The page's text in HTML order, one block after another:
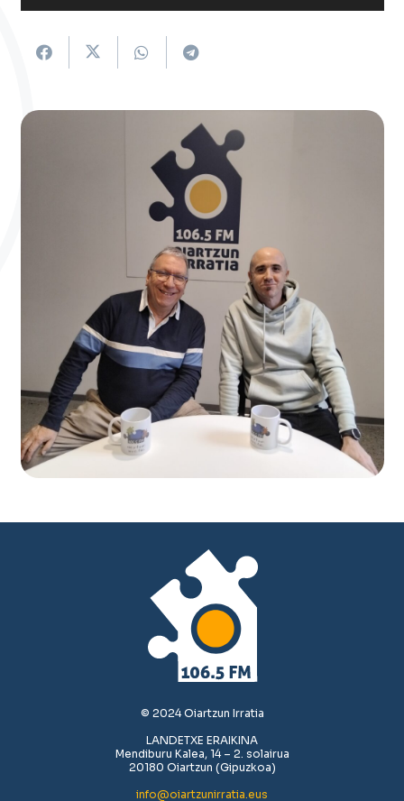
erreproduzigailua
© 2024 Oiartzun Irratia
LANDETXE ERAIKINA
Mendiburu Kalea, 14 – 2. solairua
20180 Oiartzun (Gipuzkoa)
info@oiartzunirratia.eus